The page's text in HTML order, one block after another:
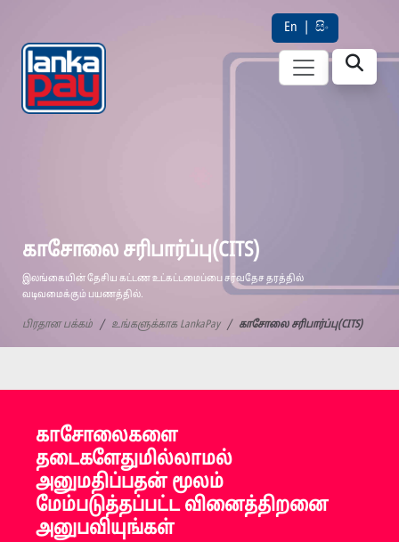
En සිං
காசோலை சரிபார்ப்பு(CITS)
இலங்கையின் தேசிய கட்டண உட்கட்டமைப்பை சர்வதேச தரத்தில்
வடிவமைக்கும் பயணத்தில்.
பிரதான பக்கம் உங்களுக்காக LankaPay காசோலை சரிபார்ப்பு(CITS)
காசோலைகளை
தடைகளேதுமில்லாமல்
அனுமதிப்பதன் மூலம்
மேம்படுத்தப்பட்ட வினைத்திறனை
அனுபவியுங்கள்